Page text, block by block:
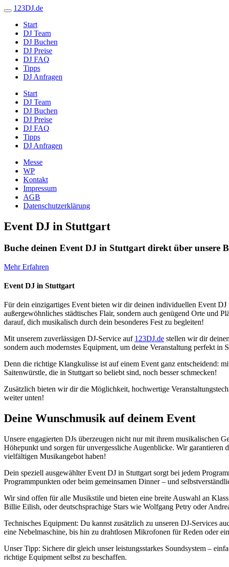
123DJ.de
Start
DJ Team
DJ Buchen
DJ Preise
DJ FAQ
Tipps
DJ Anfragen
Start
DJ Team
DJ Buchen
DJ Preise
DJ FAQ
Tipps
DJ Anfragen
Messe
WP
Kontakt
Impressum
AGB
Datenschutzerklärung
Event DJ in Stuttgart
Buche deinen Event DJ in Stuttgart direkt über unsere
Mehr Erfahren
Event DJ in Stuttgart
Für dein einzigartiges Event bieten wir dir deinen individuellen Event
außergewöhnliches städtisches Flair, sondern auch genügend Orte
darauf, dich musikalisch durch dein besonderes Fest zu begleiten!
Mit unserem zuverlässigen DJ-Service auf 123DJ.de stellen wir dir
sondern auch modernstes Equipment, um deine Veranstaltung perfekt
Denn die richtige Klangkulisse ist auf einem Event ganz entscheidend:
Saitenwürstle, die in Stuttgart so beliebt sind, noch besser schmecken!
Zusätzlich bieten wir dir die Möglichkeit, hochwertige
weiter unten!
Deine Wunschmusik auf deinem Event
Unsere engagierten DJs überzeugen nicht nur mit ihrem musikalischen
Höhepunkt und sorgen für unvergessliche Augenblicke. Wir garantieren
vielfältigen Musikangebot haben!
Dein speziell ausgewählter Event DJ in Stuttgart sorgt bei jedem
Programmpunkten oder beim gemeinsamen Dinner – und
Wir sind offen für alle Musikstile und bieten eine breite Auswahl an
Billie Eilish, oder deutschsprachige Stars wie Wolfgang Petry oder
Technisches Equipment: Du kannst zusätzlich zu unseren DJ-Services
eine Nebelmaschine, bis hin zu drahtlosen Mikrofonen für Reden oder
Unser Tipp: Sichere dir gleich unser leistungsstarkes Soundsystem –
richtige Equipment selbst zu beschaffen.